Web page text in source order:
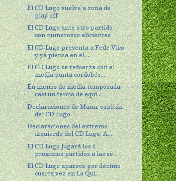
El CD Lugo vuelve a zona de
play off
El CD Lugo ante otro partido
con numerosos alicientes
El CD Lugo presenta a Fede Vico
y ya piensa en el ...
El CD Lugo se refuerza con el
media punta cordobés...
En menos de media temporada
casi un tercio de equi...
Declaraciones de Manu, capitán
del CD Lugo
Declaraciones del extremo
izquierdo del CD Lugo, A...
El CD Lugo jugará los 4
próximos partidos a las se...
El CD Lugo aparece por décimo
cuarta vez en La Qui...